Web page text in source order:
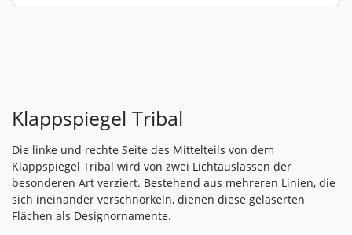
Klappspiegel Tribal
Die linke und rechte Seite des Mittelteils von dem
Klappspiegel Tribal wird von zwei Lichtauslässen der
besonderen Art verziert. Bestehend aus mehreren Linien, die
sich ineinander verschnörkeln, dienen diese gelaserten
Flächen als Designornamente.